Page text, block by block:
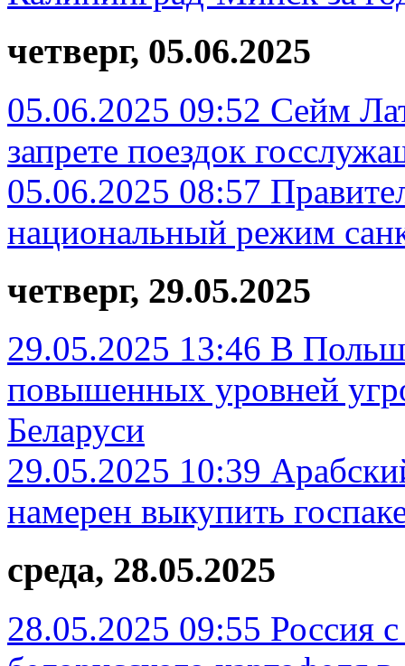
четверг, 05.06.2025
05.06.2025 09:52 Сейм
запрете поездок
05.06.2025 08:57
национальный режим
четверг, 29.05.2025
29.05.2025 13:46 В
повышенных уровней
Беларуси
29.05.2025 10:39
намерен выкупить
среда, 28.05.2025
28.05.2025 09:55 Россия